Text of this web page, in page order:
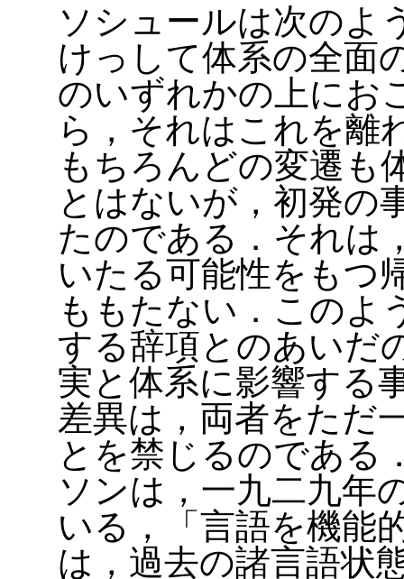
ソシュールは次のよ
けっして体系の全面
のいずれかの上にお
ら，それはこれを離
もちろんどの変遷も
とはないが，初発の
たのである．それは
いたる可能性をもつ
ももたない．このよ
する辞項とのあいだ
実と体系に影響する
差異は，両者をただ
とを禁じるのであ
ソンは，一九二九年
いる，「言語を機能
は，過去の諸言語状